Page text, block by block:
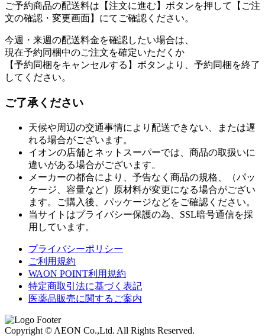
ご予約商品の配送料は【注文に進む】ボタンを押して【ご注
文の確認・変更画面】にてご確認ください。
今週・来週の配送料金を確認したい場合は、
現在予約同梱中のご注文を確定いただくか
【予約同梱をキャンセルする】ボタンより、予約同梱を終了
してください。
ご了承ください
天候や周辺の交通事情により配送できない、または遅
れる場合がございます。
イオンの店舗とネットスーパーでは、商品の取扱いに
違いがある場合がございます。
メーカーの都合により、予告なく商品の規格、（パッ
ケージ、容量など）原材料が変更になる場合がござい
ます。ご購入後、パッケージなどをご確認ください。
当サイトはプライバシー保護の為、SSL暗号通信を採
用しています。
プライバシーポリシー
ご利用規約
WAON POINT利用規約
特定商取引法に基づく表記
医薬品販売に関するご案内
Copyright © AEON Co.,Ltd. All Rights Reserved.